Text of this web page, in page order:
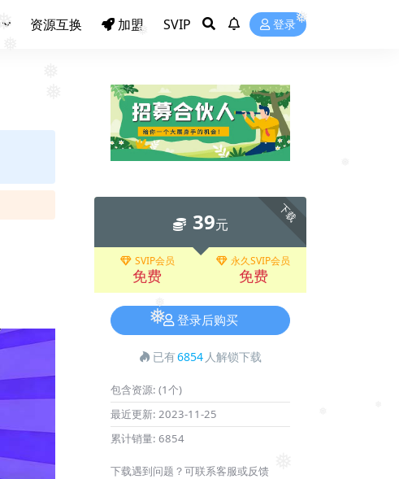
❅
❅
资源互换 加盟 SVIP 登录
下载
39元
SVIP会员
免费
永久SVIP会员
免费
登录后购买
已有6854 人解锁下载
包含资源: (1个)
最近更新: 2023-11-25
累计销量: 6854
下载遇到问题？可联系客服或反馈